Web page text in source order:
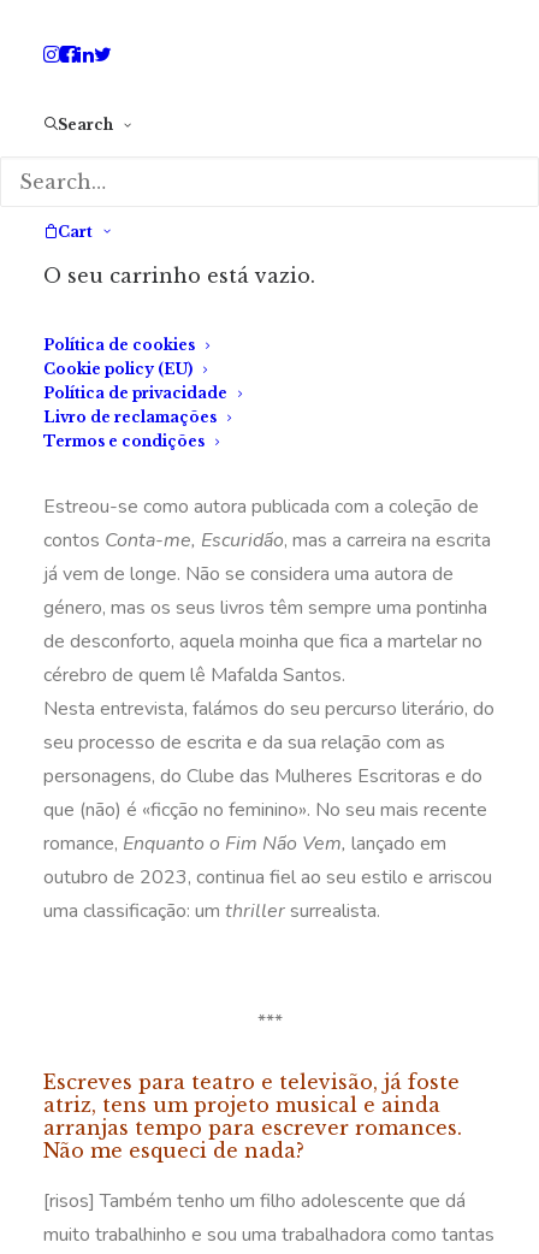
Search
Cart
O seu carrinho está vazio.
Política de cookies
Cookie policy (EU)
Política de privacidade
Livro de reclamações
Termos e condições
Estreou-se como autora publicada com a coleção de
contos Conta-me, Escuridão, mas a carreira na escrita
já vem de longe. Não se considera uma autora de
género, mas os seus livros têm sempre uma pontinha
de desconforto, aquela moinha que fica a martelar no
cérebro de quem lê Mafalda Santos.
Nesta entrevista, falámos do seu percurso literário, do
seu processo de escrita e da sua relação com as
personagens, do Clube das Mulheres Escritoras e do
que (não) é «ficção no feminino». No seu mais recente
romance, Enquanto o Fim Não Vem, lançado em
outubro de 2023, continua fiel ao seu estilo e arriscou
uma classificação: um thrillersurrealista.
***
Escreves para teatro e televisão, já foste
atriz, tens um projeto musical e ainda
arranjas tempo para escrever romances.
Não me esqueci de nada?
[risos] Também tenho um filho adolescente que dá
muito trabalhinho e sou uma trabalhadora como tantas